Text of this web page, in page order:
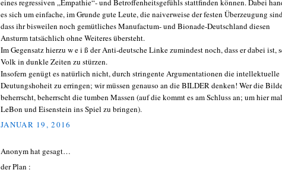
eines regressiven „Empathie“- und Betroffenheitsgefühls stattfinden können. Dabei
es sich um einfache, im Grunde gute Leute, die naiverweise der festen Überzeugung
dass ihr bisweilen noch gemütliches Manufactum- und Bionade-Deutschland diesen
Ansturm tatsächlich ohne Weiteres übersteht.
Im Gegensatz hierzu w e i ß der Anti-deutsche Linke zumindest noch, dass er dabei ist,
Volk in dunkle Zeiten zu stürzen.
Insofern genügt es natürlich nicht, durch stringente Argumentationen die intellektuelle
Deutungshoheit zu erringen; wir müssen genauso an die BILDER denken! Wer die
beherrscht, beherrscht die tumben Massen (auf die kommt es am Schluss an; um hier mal
LeBon und Eisenstein ins Spiel zu bringen).
JANUAR 19, 2016
Anonym hat gesagt…
der Plan :